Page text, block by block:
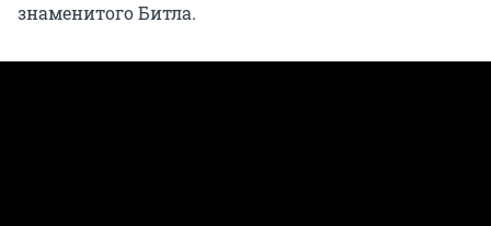
знаменитого Битла.